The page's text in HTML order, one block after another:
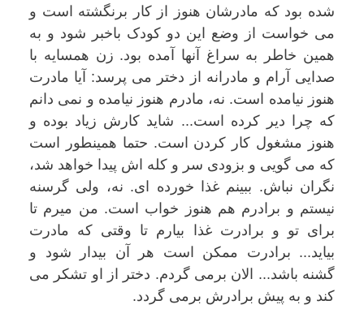
شده بود که مادرشان هنوز از کار برنگشته است و
می خواست از وضع این دو کودک باخبر شود و به
همین خاطر به سراغ آنها آمده بود. زن همسایه با
صدایی آرام و مادرانه از دختر می پرسد: آیا مادرت
هنوز نیامده است. نه، مادرم هنوز نیامده و نمی دانم
که چرا دیر کرده است... شاید کارش زیاد بوده و
هنوز مشغول کار کردن است. حتما همینطور است
که می گویی و بزودی سر و کله اش پیدا خواهد شد،
نگران نباش. ببینم غذا خورده ای. نه، ولی گرسنه
نیستم و برادرم هم هنوز خواب است. من میرم تا
برای تو و برادرت غذا بیارم تا وقتی که مادرت
بیاید... برادرت ممکن است هر آن بیدار شود و
گشنه باشد... الان برمی گردم. دختر از او تشکر می
کند و به پیش برادرش برمی گردد.